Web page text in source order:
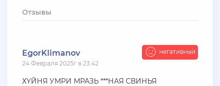
harya
+ 10 руб 11 Июля 2026г в 16:55
KAPital
Отзывы
EgorKlimanov
24 Февраля 2025г в 23:42
негативный
ХYЙНЯ УМРИ МРАЗЬ ***НАЯ СВИНЬЯ